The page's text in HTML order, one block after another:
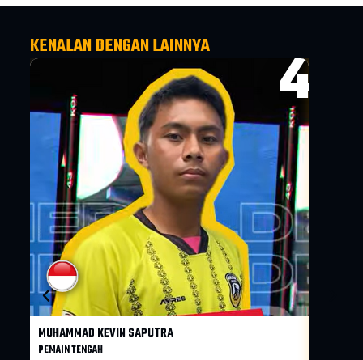
KENALAN DENGAN LAINNYA 4
MUHAMMAD KEVIN SAPUTRA
PEMAIN TENGAH